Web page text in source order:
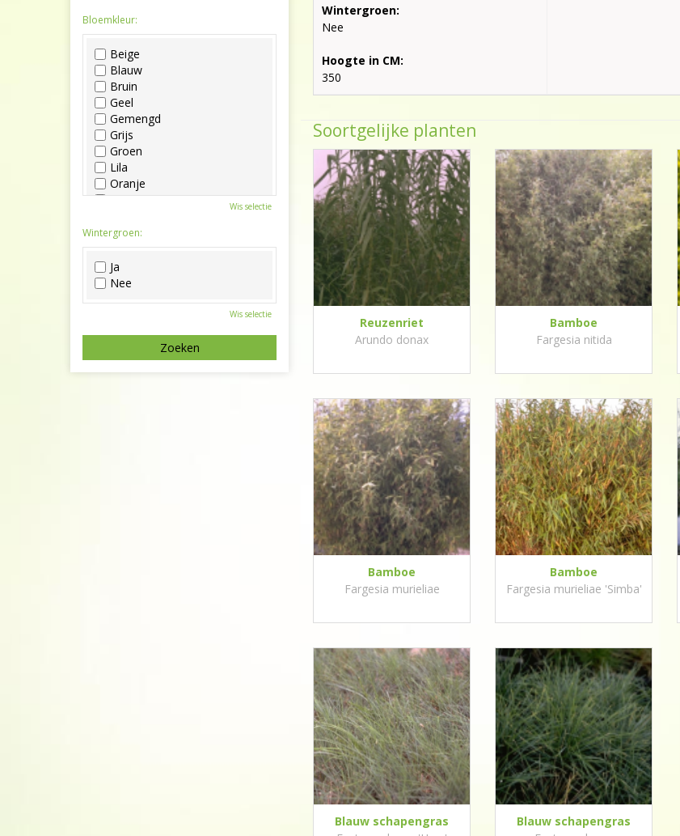
Wintergroen:
Nee
Hoogte in CM:
350
Soortgelijke planten
Reuzenriet
Arundo donax
Bamboe
Fargesia nitida
Bamboe
Fargesia murieliae
Bamboe
Fargesia murieliae 'Simba'
Blauw schapengras
Blauw schapengras
December
Bloemkleur:
Beige
Blauw
Bruin
Geel
Gemengd
Grijs
Groen
Lila
Oranje
Paars
Roze
Wit
Zwart
Wis selectie
Wintergroen:
Ja
Nee
Wis selectie